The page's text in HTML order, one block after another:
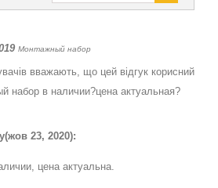
Монтажный набор
вважають, що цей відгук корисний
набор в наличии?цена актуальная?
(жов 23, 2020):
цена актуальна.